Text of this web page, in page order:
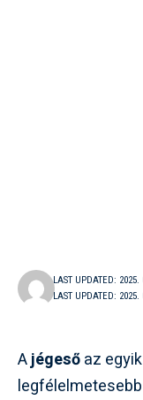
LAST UPDATED:
LAST UPDATED: 2025.
Ajégesőaz